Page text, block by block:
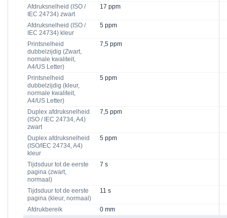
Afdruksnelheid (ISO /
IEC 24734) zwart
17 ppm
Afdruksnelheid (ISO /
IEC 24734) kleur
5 ppm
Printsnelheid
dubbelzijdig (Zwart,
normale kwaliteit,
A4/US Letter)
7,5 ppm
Printsnelheid
dubbelzijdig (kleur,
normale kwaliteit,
A4/US Letter)
5 ppm
Duplex afdruksnelheid
(ISO / IEC 24734, A4)
zwart
7,5 ppm
Duplex afdruksnelheid
(ISO/IEC 24734, A4)
kleur
5 ppm
Tijdsduur tot de eerste
pagina (zwart,
normaal)
7 s
Tijdsduur tot de eerste
pagina (kleur, normaal)
11 s
Afdrukbereik
0 mm